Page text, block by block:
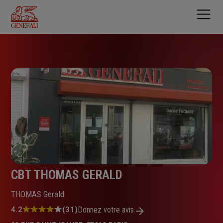
contenu
principal
CBT THOMAS GERALD
THOMAS Gerald
Note
4.2 (31)Donnez votre avis